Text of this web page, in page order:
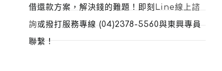
借還款方案，解決錢的難題！即刻 Line線上諮
詢或撥打服務專線(04)2378-5560與東興專員
聯繫！